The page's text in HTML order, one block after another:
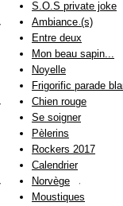
S.O.S private joke
Ambiance (s)
Entre deux
Mon beau sapin...
Noyelle
Frigorific parade
Chien rouge
Se soigner
Pèlerins
Rockers 2017
Calendrier
Norvège
Moustiques